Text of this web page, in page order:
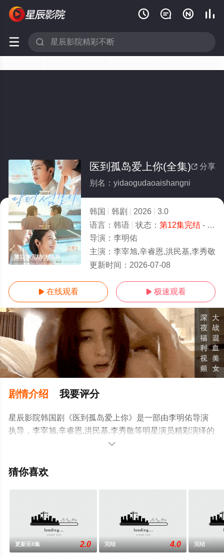
   
 
第12集完结/大结局
 分享
医到孤岛爱上你(全集)
别名：yidaogudaoaishangni
韩国 韩剧 2026
3.0
语言： 韩语 状态： 第12集完结- 免费在线观看
导演： 李明佑
主演： 李宰旭,辛睿恩,洪民基,李秀敬
更新时间： 2026-07-08
 在线观看  极速观看
剧情介绍 我要评分
星辰影院韩国剧《医到孤岛爱上你》是一部由李明佑导演
执导，李宰旭,辛睿恩,洪民基,李秀敬等明星演员精彩演绎的
韩国电视剧，大结局剧情已揭晓（第12集完结），手机免
播电视剧提前免费观看，更多剧情信息可移步至豆瓣电视

猜你喜欢
更新至8集 2.0 完结 4.0 完结